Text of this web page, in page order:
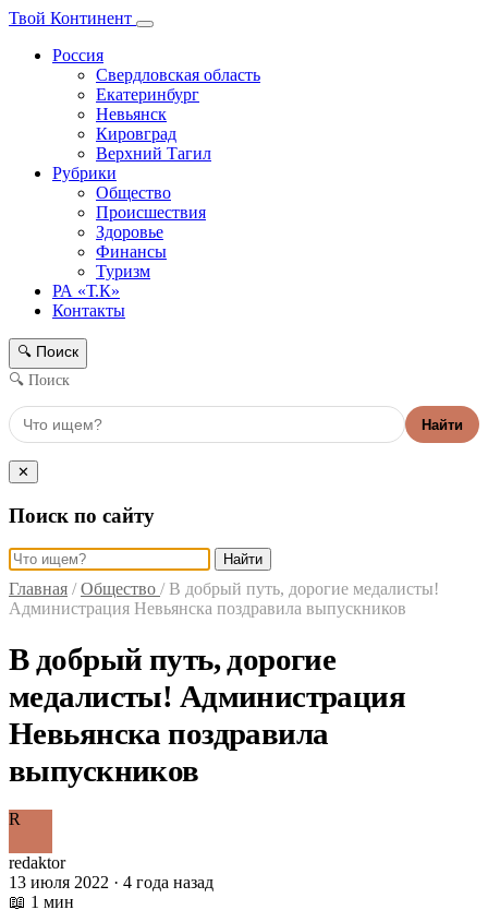
Твой Континент
Россия
Свердловская область
Екатеринбург
Невьянск
Кировград
Верхний Тагил
Рубрики
Общество
Происшествия
Здоровье
Финансы
Туризм
РА «Т.К»
Контакты
🔍 Поиск
🔍 Поиск
Найти
✕
Поиск по сайту
Найти
Главная / Общество / В добрый путь, дорогие медалисты!
Администрация Невьянска поздравила выпускников
В добрый путь, дорогие
медалисты! Администрация
Невьянска поздравила
выпускников
R
redaktor
13 июля 2022 · 4 года назад
📖 1 мин